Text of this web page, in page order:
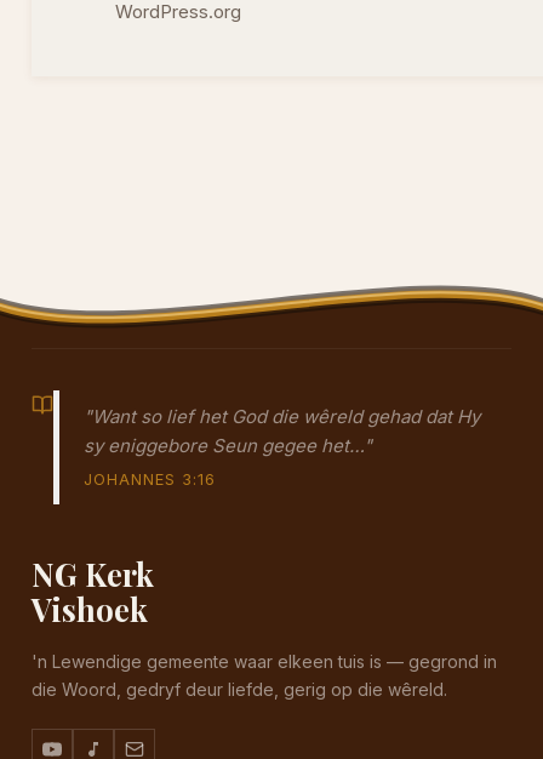
WordPress.org
"Want so lief het God die wêreld gehad dat Hy
sy eniggebore Seun gegee het…"
JOHANNES 3:16
NG Kerk
Vishoek
'n Lewendige gemeente waar elkeen tuis is — gegrond in
die Woord, gedryf deur liefde, gerig op die wêreld.